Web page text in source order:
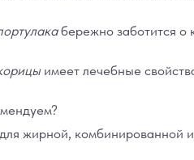
бережно заботится о
имеет лечебные
жирной, комбинированной